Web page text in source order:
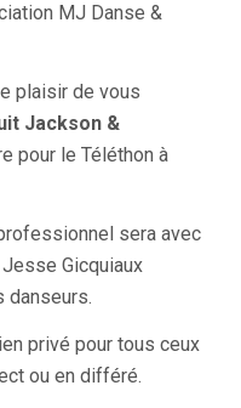
MJ Danse &
plaisir de vous
Jackson &
pour le Téléthon à
sera avec
Gicquiaux
danseurs.
privé pour tous ceux
ou en différé.